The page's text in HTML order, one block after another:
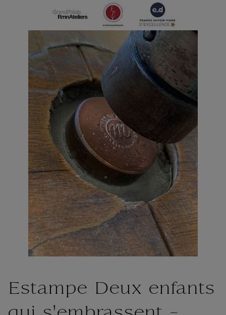
Estampe Deux enfants